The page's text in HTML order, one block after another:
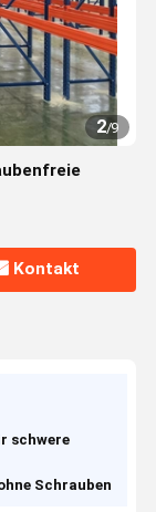
2/9
Kontakt
schwere
Schrauben